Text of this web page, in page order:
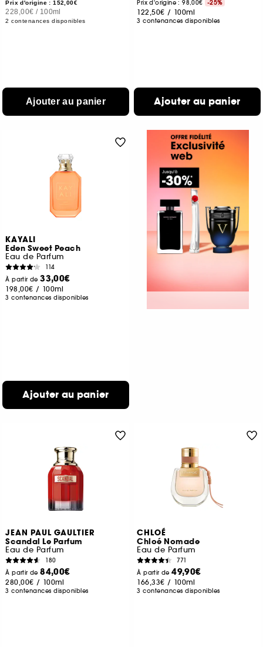
Prix d'origine : 152,00€
228,00€ / 100ml
2 contenances disponibles
Ajouter au panier
Prix d'origine : 98,00€ -25%
122,50€ / 100ml
3 contenances disponibles
Ajouter au panier
KAYALI
Eden Sweet Peach
Eau de Parfum
114
À partir de33,00€
198,00€ / 100ml
3 contenances disponibles
Ajouter au panier
JEAN PAUL GAULTIER
Scandal Le Parfum
Eau de Parfum
180
À partir de84,00€
280,00€ / 100ml
3 contenances disponibles
CHLOÉ
Chloé Nomade
Eau de Parfum
771
À partir de49,90€
166,33€ / 100ml
3 contenances disponibles